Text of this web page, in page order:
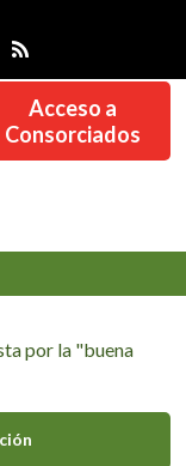
Acceso a
Consorciados
por la "buena